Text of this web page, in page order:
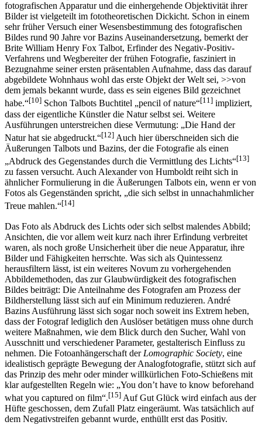
Diese Vorstellung einer (beinahe) autark funktionierenden
fotografischen Apparatur und die einhergehende Objektivität ihrer
Bilder ist vielgeteilt im fototheoretischen Dickicht. Schon in einem
sehr früher Versuch einer Wesensbestimmung des fotografischen
Bildes rund 90 Jahre vor Bazins Auseinandersetzung, bemerkt der
Brite William Henry Fox Talbot, Erfinder des Negativ-Positiv-
Verfahrens und Wegbereiter der frühen Fotografie, fasziniert in
Bezugnahme seiner ersten präsentablen Aufnahme, dass das darauf
abgebildete Wohnhaus wohl das erste Objekt der Welt sei, >>von
dem jemals bekannt wurde, dass es sein eigenes Bild gezeichnet
habe.“[10]Schon Talbots Buchtitel „pencil of nature“[11]impliziert,
dass der eigentliche Künstler die Natur selbst sei. Weitere
Ausführungen unterstreichen diese Vermutung: „Die Hand der
Natur hat sie abgedruckt.“[12]Auch hier überschneiden sich die
Äußerungen Talbots und Bazins, der die Fotografie als einen
„Abdruck des Gegenstandes durch die Vermittlung des Lichts“[13]
zu fassen versucht. Auch Alexander von Humboldt reiht sich in
ähnlicher Formulierung in die Äußerungen Talbots ein, wenn er von
Fotos als Gegenständen spricht, „die sich selbst in unnachahmlicher
Das Foto als Abdruck des Lichts oder sich selbst malendes Abbild;
Ansichten, die vor allem weit kurz nach ihrer Erfindung verbreitet
waren, als noch große Unsicherheit über die neue Apparatur, ihre
Bilder und Fähigkeiten herrschte. Was sich als Quintessenz
herausfiltern lässt, ist ein weiteres Novum zu vorhergehenden
Abbildemethoden, das zur Glaubwürdigkeit des fotografischen
Bildes beiträgt: Die Anteilnahme des Fotografen am Prozess der
Bildherstellung lässt sich auf ein Minimum reduzieren. André
Bazins Ausführung lässt sich sogar noch soweit ins Extrem heben,
dass der Fotograf lediglich den Auslöser betätigen muss ohne durch
weitere Maßnahmen, wie dem Blick durch den Sucher, Wahl von
Ausschnitt und verschiedener Parameter, gestalterisch Einfluss zu
nehmen. Die Fotoanhängerschaft derLomographic Society, eine
idealistisch geprägte Bewegung der Analogfotografie, stützt sich auf
das Prinzip des mehr oder minder willkürlichen Foto-Schießens mit
klar aufgestellten Regeln wie: „You don’t have to know beforehand
what you captured on film“.[15]Auf Gut Glück wird einfach aus der
Hüfte geschossen, dem Zufall Platz eingeräumt. Was tatsächlich auf